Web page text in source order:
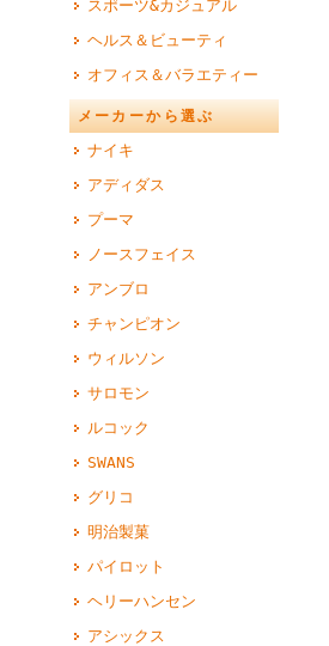
スポーツ&カジュアル
ヘルス＆ビューティ
オフィス＆バラエティー
メーカーから選ぶ
ナイキ
アディダス
プーマ
ノースフェイス
アンブロ
チャンピオン
ウィルソン
サロモン
ルコック
SWANS
グリコ
明治製菓
パイロット
ヘリーハンセン
アシックス